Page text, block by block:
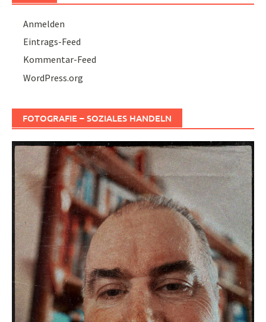
Anmelden
Eintrags-Feed
Kommentar-Feed
WordPress.org
FOTOGRAFIE – SOZIALES HANDELN